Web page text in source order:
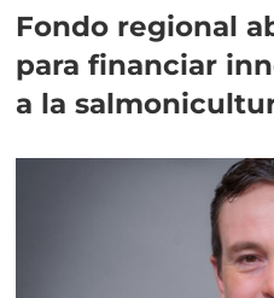
Fondo regional
para financiar
a la